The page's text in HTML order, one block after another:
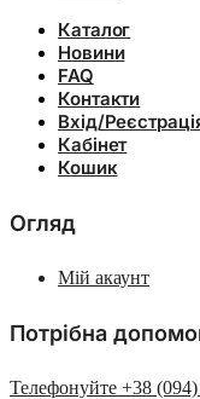
Каталог
Новини
FAQ
Контакти
Вхід/
Кабінет
Кошик
Огляд
Мій акаунт
Потрібна
Телефонуйте +38